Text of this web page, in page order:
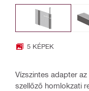
5 KÉPEK
Vízszintes adapter
szellőző homlokzati